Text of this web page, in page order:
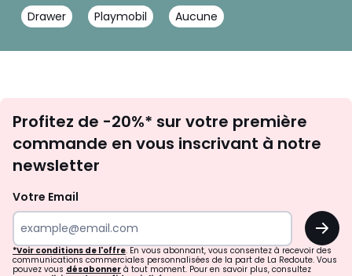
Drawer Playmobil Aucune
newsletter
Profitez de -20%* sur votre première
commande en vous inscrivant à notre
newsletter
Votre Email
OK
*Voir conditions de l'offre. En vous abonnant, vous consentez à recevoir des
communications commerciales personnalisées de la part de La Redoute. Vous
pouvez vous désabonner à tout moment. Pour en savoir plus, consultez